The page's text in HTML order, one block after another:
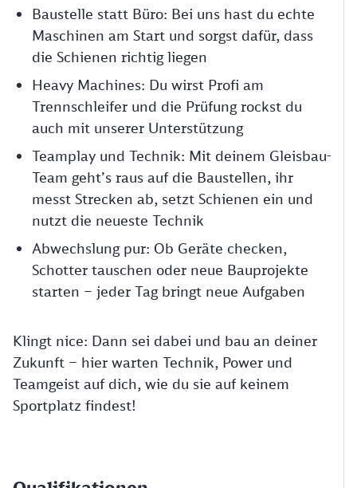
Baustelle statt Büro: Bei uns hast du echte
Maschinen am Start und sorgst dafür, dass
die Schienen richtig liegen
Heavy Machines: Du wirst Profi am
Trennschleifer und die Prüfung rockst du
auch mit unserer Unterstützung
Teamplay und Technik: Mit deinem Gleisbau-
Team geht’s raus auf die Baustellen, ihr
messt Strecken ab, setzt Schienen ein und
nutzt die neueste Technik
Abwechslung pur: Ob Geräte checken,
Schotter tauschen oder neue Bauprojekte
starten – jeder Tag bringt neue Aufgaben
Klingt nice: Dann sei dabei und bau an deiner
Zukunft – hier warten Technik, Power und
Teamgeist auf dich, wie du sie auf keinem
Sportplatz findest!